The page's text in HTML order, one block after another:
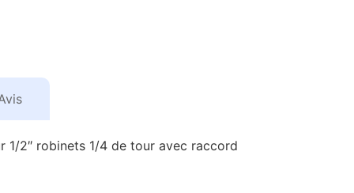
1/2″ robinets 1/4 de tour avec raccord